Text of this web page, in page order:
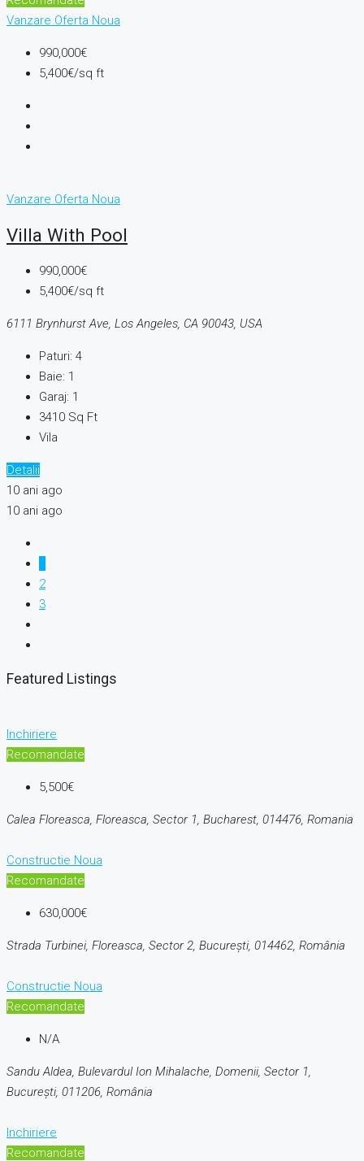
Vanzare Oferta Noua
990,000€
5,400€/sq ft
Vanzare Oferta Noua
Villa With Pool
990,000€
5,400€/sq ft
6111 Brynhurst Ave, Los Angeles, CA 90043, USA
Paturi: 4
Baie: 1
Garaj: 1
3410 Sq Ft
Vila
Detalii
10 ani ago
10 ani ago
2
3
Featured Listings
Inchiriere
Recomandate
5,500€
Calea Floreasca, Floreasca, Sector 1, Bucharest, 014476, Romania
Constructie Noua
Recomandate
630,000€
Strada Turbinei, Floreasca, Sector 2, București, 014462, România
Constructie Noua
Recomandate
N/A
Sandu Aldea, Bulevardul Ion Mihalache, Domenii, Sector 1,
București, 011206, România
Inchiriere
Recomandate